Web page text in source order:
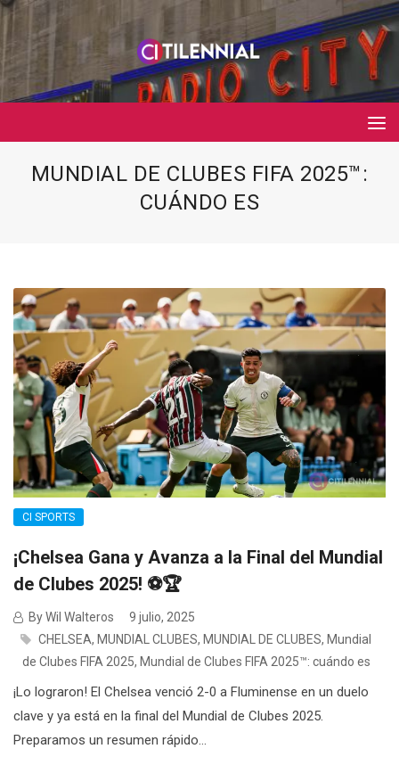
MUNDIAL DE CLUBES FIFA 2025™:
CUÁNDO ES
CI SPORTS
¡Chelsea Gana y Avanza a la Final del Mundial
de Clubes 2025! ⚽🏆
By Wil Walteros
9 julio, 2025
CHELSEA, MUNDIAL CLUBES, MUNDIAL DE CLUBES, Mundial
de Clubes FIFA 2025, Mundial de Clubes FIFA 2025™: cuándo es
¡Lo lograron! El Chelsea venció 2-0 a Fluminense en un duelo
clave y ya está en la final del Mundial de Clubes 2025.
Preparamos un resumen rápido...